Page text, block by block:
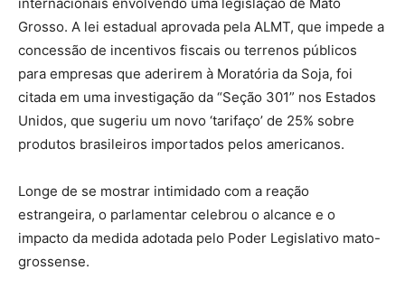
Grosso. A lei estadual aprovada pela ALMT, que impede a
concessão de incentivos fiscais ou terrenos públicos
para empresas que aderirem à Moratória da Soja, foi
citada em uma investigação da “Seção 301” nos Estados
Unidos, que sugeriu um novo ‘tarifaço’ de 25% sobre
produtos brasileiros importados pelos americanos.
Longe de se mostrar intimidado com a reação
estrangeira, o parlamentar celebrou o alcance e o
impacto da medida adotada pelo Poder Legislativo mato-
grossense.